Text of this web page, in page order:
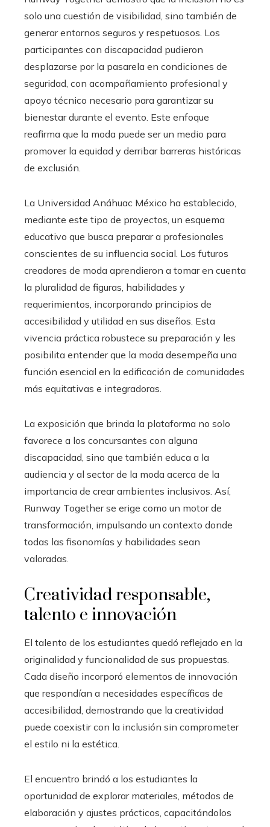
solo una cuestión de visibilidad, sino también de
generar entornos seguros y respetuosos. Los
participantes con discapacidad pudieron
desplazarse por la pasarela en condiciones de
seguridad, con acompañamiento profesional y
apoyo técnico necesario para garantizar su
bienestar durante el evento. Este enfoque
reafirma que la moda puede ser un medio para
promover la equidad y derribar barreras históricas
de exclusión.
La Universidad Anáhuac México ha establecido,
mediante este tipo de proyectos, un esquema
educativo que busca preparar a profesionales
conscientes de su influencia social. Los futuros
creadores de moda aprendieron a tomar en cuenta
la pluralidad de figuras, habilidades y
requerimientos, incorporando principios de
accesibilidad y utilidad en sus diseños. Esta
vivencia práctica robustece su preparación y les
posibilita entender que la moda desempeña una
función esencial en la edificación de comunidades
más equitativas e integradoras.
La exposición que brinda la plataforma no solo
favorece a los concursantes con alguna
discapacidad, sino que también educa a la
audiencia y al sector de la moda acerca de la
importancia de crear ambientes inclusivos. Así,
Runway Together se erige como un motor de
transformación, impulsando un contexto donde
todas las fisonomías y habilidades sean
valoradas.
Creatividad responsable,
talento e innovación
El talento de los estudiantes quedó reflejado en la
originalidad y funcionalidad de sus propuestas.
Cada diseño incorporó elementos de innovación
que respondían a necesidades específicas de
accesibilidad, demostrando que la creatividad
puede coexistir con la inclusión sin comprometer
el estilo ni la estética.
El encuentro brindó a los estudiantes la
oportunidad de explorar materiales, métodos de
elaboración y ajustes prácticos, capacitándolos